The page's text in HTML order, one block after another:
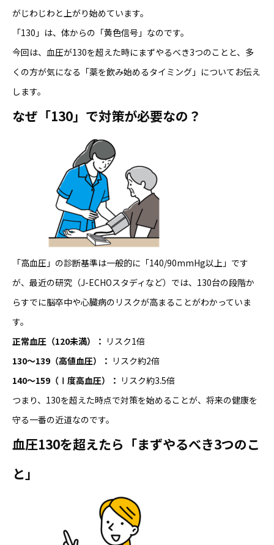
がじわじわと上がり始めています。
「130」は、体からの「黄色信号」なのです。
今回は、血圧が130を超えた時にまずやるべき3つのことと、多
くの方が気になる「薬を飲み始めるタイミング」についてお伝え
します。
なぜ「130」で対策が必要なの？
「高血圧」の診断基準は一般的に「140/90mmHg以上」です
が、最近の研究（J-ECHOスタディなど）では、130台の段階か
らすでに脳卒中や心臓病のリスクが高まることがわかっていま
す。
正常血圧（120未満）： リスク1倍
130〜139（高値血圧）： リスク約2倍
140〜159（Ⅰ度高血圧）： リスク約3.5倍
つまり、130を超えた時点で対策を始めることが、将来の健康を
守る一番の近道なのです。
血圧130を超えたら「まずやるべき3つのこ
と」